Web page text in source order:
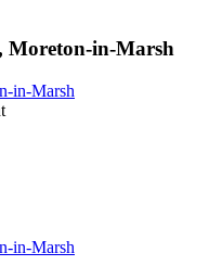
Moreton-in-Marsh
in-Marsh
in-Marsh